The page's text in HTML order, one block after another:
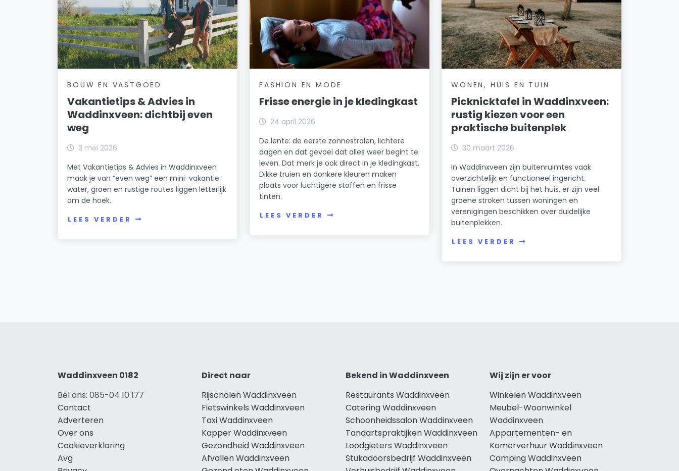
BOUW EN VASTGOED
Vakantietips & Advies in
Waddinxveen: dichtbij even
weg
3 mei 2026
Met Vakantietips & Advies in Waddinxveen
maak je van “even weg” een mini-vakantie:
water, groen en rustige routes liggen letterlijk
om de hoek.
LEES VERDER
FASHION EN MODE
Frisse energie in je kledingkast
24 april 2026
De lente: de eerste zonnestralen, lichtere
dagen en dat gevoel dat alles weer begint te
leven. Dat merk je ook direct in je kledingkast.
Dikke truien en donkere kleuren maken
plaats voor luchtigere stoffen en frisse
tinten.
LEES VERDER
WONEN, HUIS EN TUIN
Picknicktafel in Waddinxveen:
rustig kiezen voor een
praktische buitenplek
30 maart 2026
In Waddinxveen zijn buitenruimtes vaak
overzichtelijk en functioneel ingericht.
Tuinen liggen dicht bij het huis, er zijn veel
groene stroken tussen woningen en
verenigingen beschikken over duidelijke
buitenplekken.
LEES VERDER
Waddinxveen 0182
Bel ons: 085-04 10 177
Contact
Adverteren
Over ons
Cookieverklaring
Avg
Direct naar
Rijscholen Waddinxveen
Fietswinkels Waddinxveen
Taxi Waddinxveen
Kapper Waddinxveen
Gezondheid Waddinxveen
Afvallen Waddinxveen
Bekend in Waddinxveen
Restaurants Waddinxveen
Catering Waddinxveen
Schoonheidssalon Waddinxveen
Tandartspraktijken Waddinxveen
Loodgieters Waddinxveen
Stukadoorsbedrijf Waddinxveen
Wij zijn er voor
Winkelen Waddinxveen
Meubel-Woonwinkel
Waddinxveen
Appartementen- en
Kamerverhuur Waddinxveen
Camping Waddinxveen